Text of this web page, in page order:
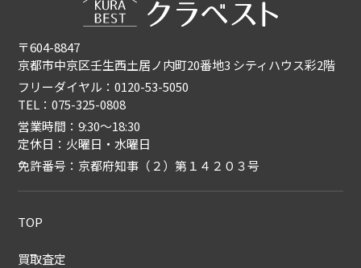
〒604-8847
京都市中京区壬生西土居ノ内町20番地3 シティハウス彩2階
フリーダイヤル：0120-53-5050
TEL：075-325-0808
営業時間：9:30〜18:30
定休日：火曜日・水曜日
免許番号：京都府知事（２）第１４２０３号
TOP
買取査定